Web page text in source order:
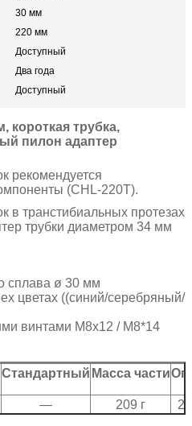
30 мм
220 мм
Доступный
Два года
Доступный
короткая трубка,
пилон адаптер
рекомендуется
(CHL-220T).
в транстибиальных протезах
трубки диаметром 34 мм
сплава ø 30 мм
цветах ((синий/серебряный/
винтами M8x12 / M8*14
Стандартный Масса части
— 209 г